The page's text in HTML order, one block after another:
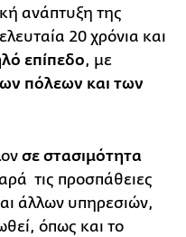
ανάπτυξη της
20 χρόνια και
επίπεδο, με
πόλεων και των
σε στασιμότητα
τις προσπάθειες
άλλων υπηρεσιών,
όπως και το